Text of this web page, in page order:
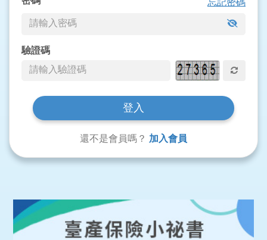
驗證碼
還不是會員嗎？ 加入會員